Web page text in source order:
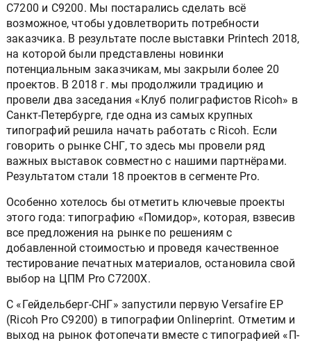
С7200 и С9200. Мы постарались сделать всё
возможное, чтобы удовлетворить потребности
заказчика. В результате после выставки Printech 2018,
на которой были представлены новинки
потенциальным заказчикам, мы закрыли более 20
проектов. В 2018 г. мы продолжили традицию и
провели два заседания «Клуб полиграфистов Ricoh» в
Санкт-Петербурге, где одна из самых крупных
типографий решила начать работать с Ricoh. Если
говорить о рынке СНГ, то здесь мы провели ряд
важных выставок совместно с нашими партнёрами.
Результатом стали 18 проектов в сегменте Pro.
Особенно хотелось бы отметить ключевые проекты
этого года: типографию «Помидор», которая, взвесив
все предложения на рынке по решениям с
добавленной стоимостью и проведя качественное
тестирование печатных материалов, остановила свой
выбор на ЦПМ Pro C7200X.
C «Гейдельберг-СНГ» запустили первую Versafire EP
(Ricoh Pro C9200) в типографии Onlineprint. Отметим и
выход на рынок фотопечати вместе с типографией «П-